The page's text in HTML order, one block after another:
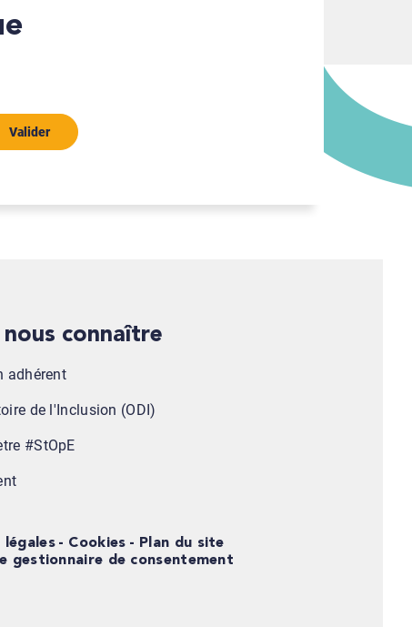
Valider
nous connaître
adhérent
de l'Inclusion (ODI)
#StOpE
légales Cookies
Plan du site
gestionnaire de consentement